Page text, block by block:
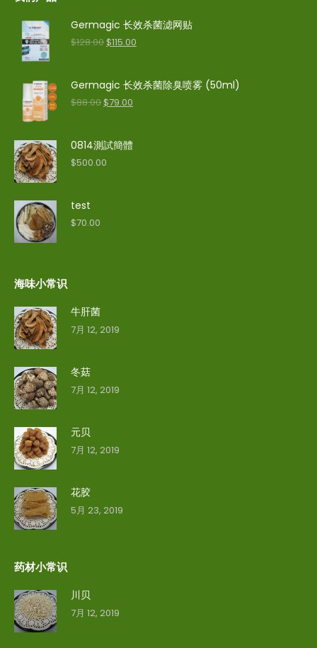
Germagic 长效杀菌滤网贴
$128.00$115.00
Germagic 长效杀菌除臭喷雾 (50ml)
$88.00$79.00
0814測試簡體
$500.00
test
$70.00
海味小常识
牛肝菌
7月 12, 2019
冬菇
7月 12, 2019
元贝
7月 12, 2019
花胶
5月 23, 2019
药材小常识
川贝
7月 12, 2019